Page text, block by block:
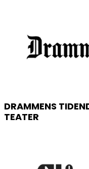
DRAMMENS
TEATER